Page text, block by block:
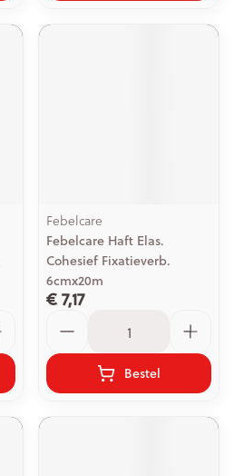
Febelcare
Febelcare Haft Elas.
Cohesief Fixatieverb.
6cmx20m
€ 7,17
Bestel